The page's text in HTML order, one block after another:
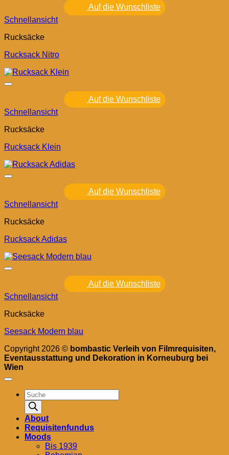
Auf die Wunschliste
Schnellansicht
Rucksäcke
Rucksack Nitro
Auf die Wunschliste
Schnellansicht
Rucksäcke
Rucksack Klein
Auf die Wunschliste
Schnellansicht
Rucksäcke
Rucksack Adidas
Auf die Wunschliste
Schnellansicht
Rucksäcke
Seesack Modern blau
Copyright 2026 © bombastic Verleih von Filmrequisiten,
Eventausstattung und Dekoration in Korneuburg bei
Wien
Products
search
About
Requisitenfundus
Moods
Bis 1939